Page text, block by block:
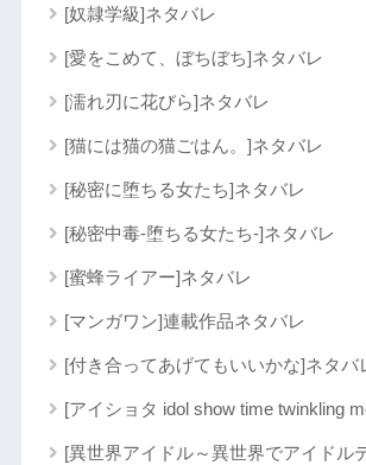
[奴隷学級]ネタバレ
[愛をこめて、ぼちぼち]ネタバレ
[濡れ刃に花びら]ネタバレ
[猫には猫の猫ごはん。]ネタバレ
[秘密に堕ちる女たち]ネタバレ
[秘密中毒-堕ちる女たち-]ネタバレ
[蜜蜂ライアー]ネタバレ
[マンガワン]連載作品ネタバレ
[付き合ってあげてもいいかな]ネタバ
[アイショタ idol show time twinkling
[異世界アイドル～異世界でアイドル